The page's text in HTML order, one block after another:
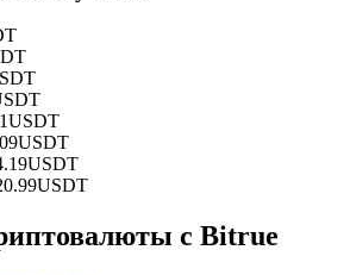
прибыли и комиссиями
USDT
USDT
USDT
USDT
с Bitrue